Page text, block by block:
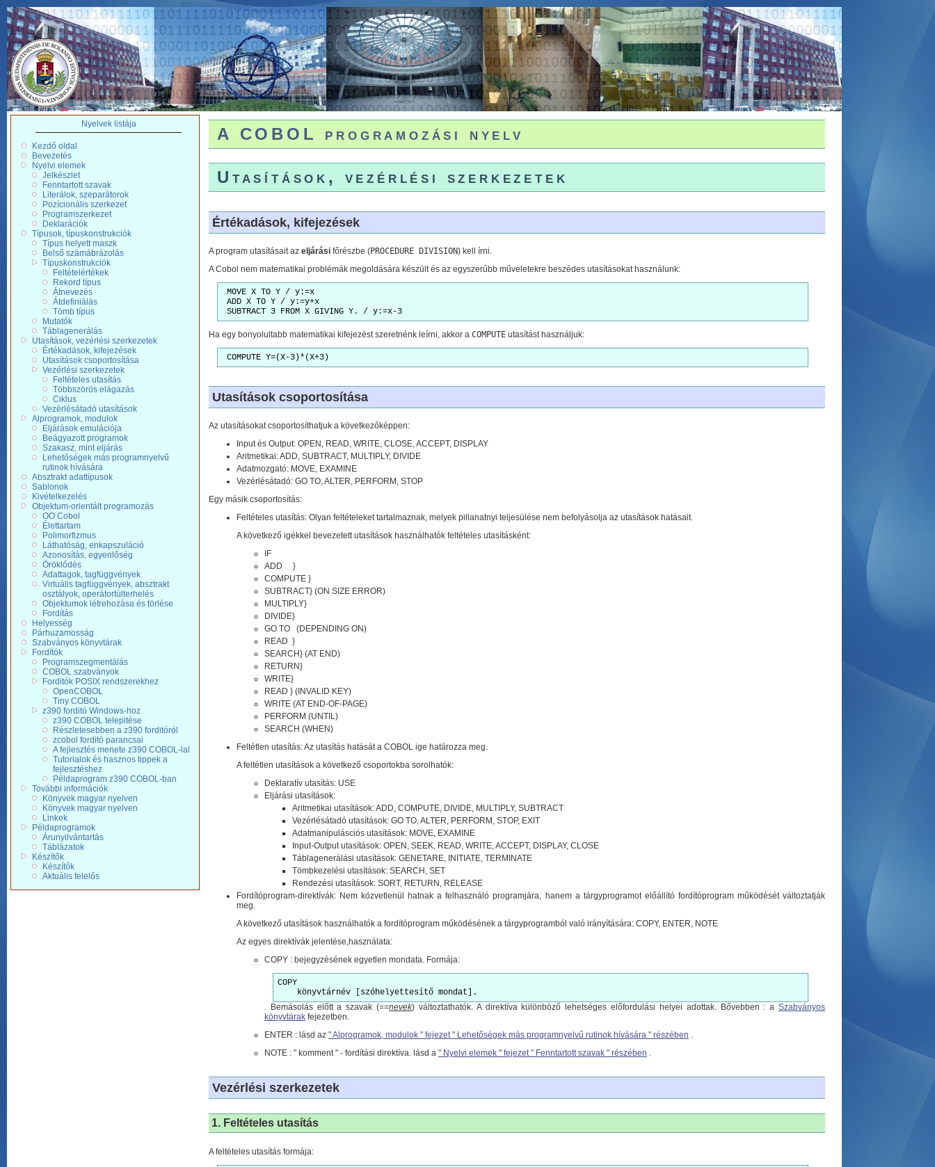
Nyelvek listája
Kezdő oldal
Bevezetés
Nyelvi elemek
Jelkészlet
Fenntartott szavak
Literálok, szeparátorok
Pozícionális szerkezet
Programszerkezet
Deklarációk
Típusok, típuskonstrukciók
Típus helyett maszk
Belső számábrázolás
Típuskonstrukciók
Feltételértékek
Rekord típus
Átnevezés
Átdefiniálás
Tömb típus
Mutatók
Táblagenerálás
Utasítások, vezérlési szerkezetek
Értékadások, kifejezések
Utasítások csoportosítása
Vezérlési szerkezetek
Feltételes utasítás
Többszörös elágazás
Ciklus
Vezérlésátadó utasítások
Alprogramok, modulok
Eljárások emulációja
Beágyazott programok
Szakasz, mint eljárás
Lehetőségek más programnyelvű
rutinok hívására
Absztrakt adattípusok
Sablonok
Kivételkezelés
Objektum-orientált programozás
OO Cobol
Élettartam
Polimorfizmus
Láthatóság, enkapszuláció
Azonosítás, egyenlőség
Öröklődés
Adattagok, tagfüggvények
Virtuális tagfüggvények, absztrakt
osztályok, operátortúlterhelés
Objektumok létrehozása és törlése
Fordítás
Helyesség
Párhuzamosság
Szabványos könyvtárak
Fordítók
Programszegmentálás
COBOL szabványok
Forditók POSIX rendszerekhez
OpenCOBOL
Tiny COBOL
z390 forditó Windows-hoz
z390 COBOL telepitése
Részletesebben a z390 forditóról
zcobol forditó parancsai
A fejlesztés menete z390 COBOL-lal
Tutorialok és hasznos tippek a
fejlesztéshez
Példaprogram z390 COBOL-ban
További információk
Könyvek magyar nyelven
Könyvek magyar nyelven
Linkek
Példaprogramok
Árunyilvántartás
Táblázatok
Készítők
Készítők
Aktuális felelős
A COBOL programozási nyelv
Utasítások, vezérlési szerkezetek
Értékadások, kifejezések
A program utasításait az eljárási főrészbe (PROCEDURE DIVISION) kell írni.
A Cobol nem matematikai problémák megoldására készült és az egyszerűbb műveletekre beszédes utasításokat használunk:
MOVE X TO Y / y:=x
ADD X TO Y / y:=y+x
SUBTRACT 3 FROM X GIVING Y. / y:=x-3
Ha egy bonyolultabb matematikai kifejezést szeretnénk leírni, akkor a COMPUTE utasítást használjuk:
COMPUTE Y=(X-3)*(X+3)
Utasítások csoportosítása
Az utasításokat csoportosíthatjuk a következőképpen:
Input és Output: OPEN, READ, WRITE, CLOSE, ACCEPT, DISPLAY
Aritmetikai: ADD, SUBTRACT, MULTIPLY, DIVIDE
Adatmozgató: MOVE, EXAMINE
Vezérlésátadó: GO TO, ALTER, PERFORM, STOP
Egy másik csoportosítás:
Feltételes utasítás: Olyan feltételeket tartalmaznak, melyek pillanatnyi teljesülése nem befolyásolja az utasítások hatásait.
A következő igékkel bevezetett utasítások használhatók feltételes utasításként:
IF
ADD }
COMPUTE }
SUBTRACT} (ON SIZE ERROR)
MULTIPLY}
DIVIDE}
GO TO (DEPENDING ON)
READ }
SEARCH} (AT END)
RETURN}
WRITE}
READ } (INVALID KEY)
WRITE (AT END-OF-PAGE)
PERFORM (UNTIL)
SEARCH (WHEN)
Feltétlen utasítás: Az utasítás hatását a COBOL ige határozza meg.
A feltétlen utasítások a következő csoportokba sorolhatók:
Deklaratív utasítás: USE
Eljárási utasítások:
Aritmetikai utasítások: ADD, COMPUTE, DIVIDE, MULTIPLY, SUBTRACT
Vezérlésátadó utasítások: GO TO, ALTER, PERFORM, STOP, EXIT
Adatmanipulásciós utasítások: MOVE, EXAMINE
Input-Output utasítások: OPEN, SEEK, READ, WRITE, ACCEPT, DISPLAY, CLOSE
Táblagenerálási utasítások: GENETARE, INITIATE, TERMINATE
Tömbkezelési utasítások: SEARCH, SET
Rendezési utasítások: SORT, RETURN, RELEASE
Fordítóprogram-direktívák: Nem közvetlenül hatnak a felhasználó programjára, hanem a tárgyprogramot előállító fordítóprogram működését változtatják
meg.
A következő utasítások használhatók a fordítóprogram működésének a tárgyprogramból való irányítására: COPY, ENTER, NOTE
Az egyes direktívák jelentése,használata:
COPY : bejegyzésének egyetlen mondata. Formája:
COPY
    könyvtárnév [szóhelyettesítő mondat].
. Bemásolás előtt a szavak (==nevek) változtathatók. A direktíva különböző lehetséges előfordulási helyei adottak. Bővebben : aSzabványos
könyvtárak fejezetben.
ENTER : lásd az " Alprogramok, modulok " fejezet " Lehetőségek más programnyelvű rutinok hívására " részében .
NOTE : " komment " - fordítási direktíva. lásd a " Nyelvi elemek " fejezet " Fenntartott szavak " részében .
Vezérlési szerkezetek
1. Feltételes utasítás
A feltételes utasítás formája: